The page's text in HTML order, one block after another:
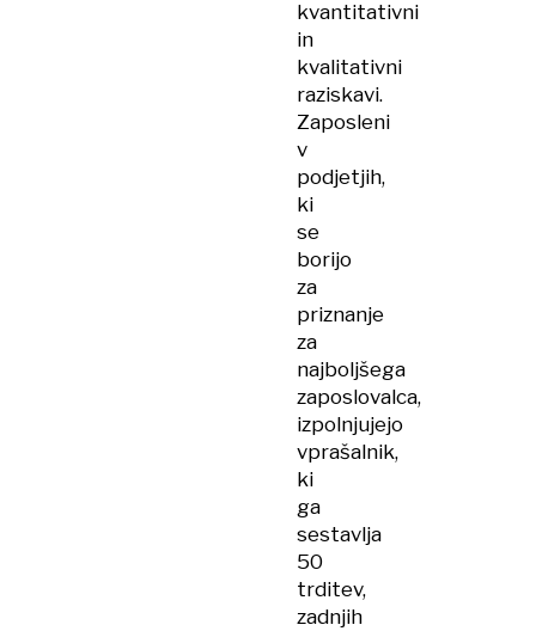
kvantitativni
in
kvalitativni
raziskavi.
Zaposleni
v
podjetjih,
ki
se
borijo
za
priznanje
za
najboljšega
zaposlovalca,
izpolnjujejo
vprašalnik,
ki
ga
sestavlja
50
trditev,
zadnjih